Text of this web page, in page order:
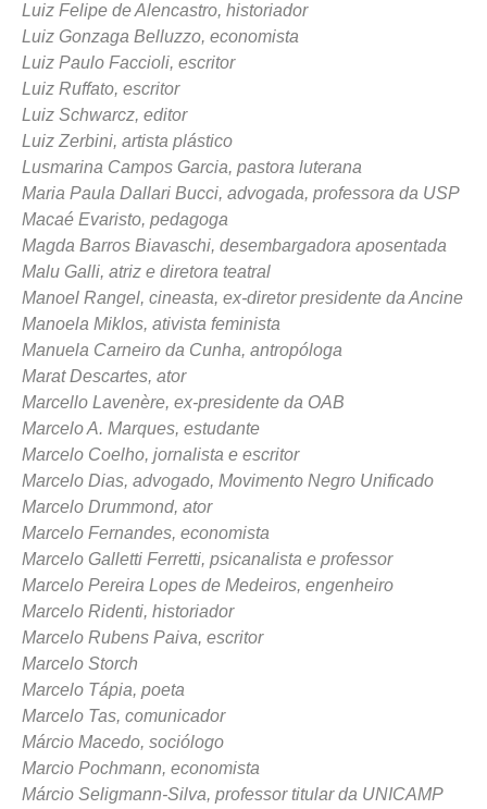
Luiz Felipe de Alencastro, historiador
Luiz Gonzaga Belluzzo, economista
Luiz Paulo Faccioli, escritor
Luiz Ruffato, escritor
Luiz Schwarcz, editor
Luiz Zerbini, artista plástico
Lusmarina Campos Garcia, pastora luterana
Maria Paula Dallari Bucci, advogada, professora da USP
Macaé Evaristo, pedagoga
Magda Barros Biavaschi, desembargadora aposentada
Malu Galli, atriz e diretora teatral
Manoel Rangel, cineasta, ex-diretor presidente da Ancine
Manoela Miklos, ativista feminista
Manuela Carneiro da Cunha, antropóloga
Marat Descartes, ator
Marcello Lavenère, ex-presidente da OAB
Marcelo A. Marques, estudante
Marcelo Coelho, jornalista e escritor
Marcelo Dias, advogado, Movimento Negro Unificado
Marcelo Drummond, ator
Marcelo Fernandes, economista
Marcelo Galletti Ferretti, psicanalista e professor
Marcelo Pereira Lopes de Medeiros, engenheiro
Marcelo Ridenti, historiador
Marcelo Rubens Paiva, escritor
Marcelo Storch
Marcelo Tápia, poeta
Marcelo Tas, comunicador
Márcio Macedo, sociólogo
Marcio Pochmann, economista
Márcio Seligmann-Silva, professor titular da UNICAMP